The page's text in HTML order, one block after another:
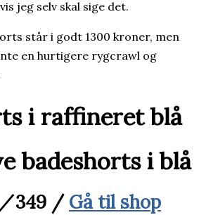
jeg selv skal sige det.
står i godt 1300 kroner, men
en hurtigere rygcrawl og
i raffineret blå
/349 / Gå til shop